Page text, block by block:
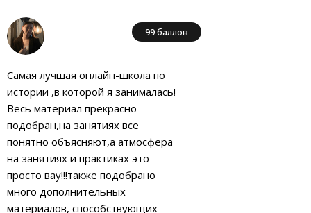
Самая лучшая онлайн-школа по
истории ,в которой я занималась!
Весь материал прекрасно
подобран,на занятиях все
понятно объясняют,а атмосфера
на занятиях и практиках это
просто вау!!!также подобрано
много дополнительных
материалов, способствующих
99 баллов